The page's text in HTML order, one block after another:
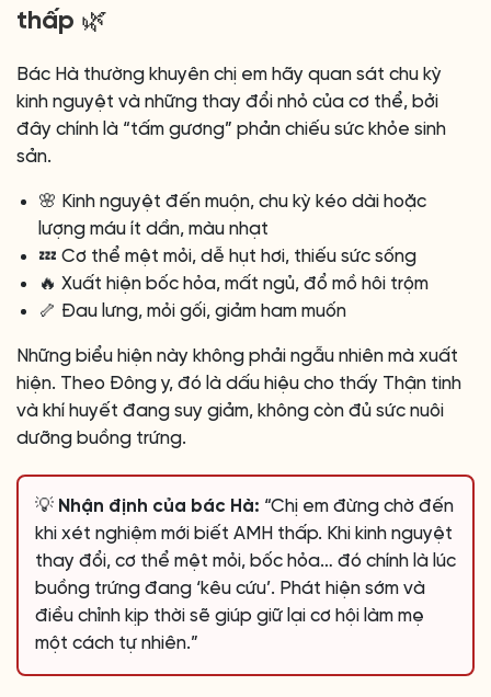
thấp 🌿
Bác Hà thường khuyên chị em hãy quan sát chu kỳ
kinh nguyệt và những thay đổi nhỏ của cơ thể, bởi
đây chính là “tấm gương” phản chiếu sức khỏe sinh
sản.
🌸 Kinh nguyệt đến muộn, chu kỳ kéo dài hoặc
lượng máu ít dần, màu nhạt
💤 Cơ thể mệt mỏi, dễ hụt hơi, thiếu sức sống
🔥 Xuất hiện bốc hỏa, mất ngủ, đổ mồ hôi trộm
🦴 Đau lưng, mỏi gối, giảm ham muốn
Những biểu hiện này không phải ngẫu nhiên mà xuất
hiện. Theo Đông y, đó là dấu hiệu cho thấy Thận tinh
và khí huyết đang suy giảm, không còn đủ sức nuôi
dưỡng buồng trứng.
💡 Nhận định của bác Hà: “Chị em đừng chờ đến
khi xét nghiệm mới biết AMH thấp. Khi kinh nguyệt
thay đổi, cơ thể mệt mỏi, bốc hỏa… đó chính là lúc
buồng trứng đang ‘kêu cứu’. Phát hiện sớm và
điều chỉnh kịp thời sẽ giúp giữ lại cơ hội làm mẹ
một cách tự nhiên.”